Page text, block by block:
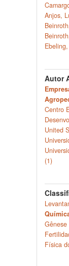
Anjos,
Autor
Centro
United
(1)
Física